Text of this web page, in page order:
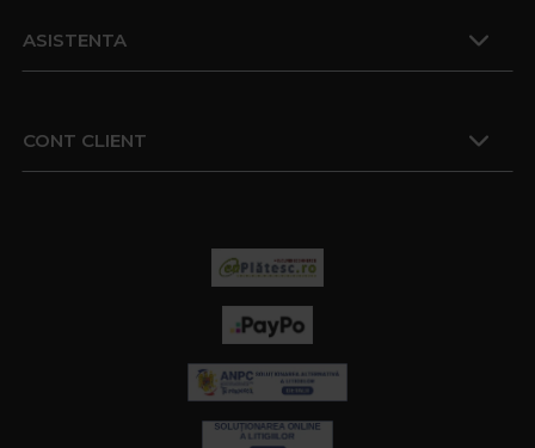
ASISTENTA
CONT CLIENT